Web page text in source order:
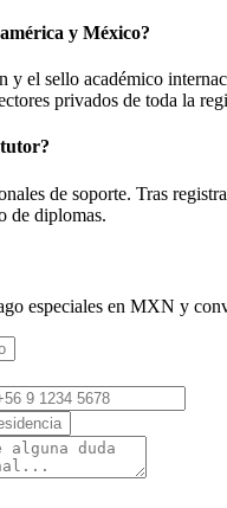
y México?
y el sello académico
privados de toda la
de soporte. Tras
de diplomas.
especiales en MXN y